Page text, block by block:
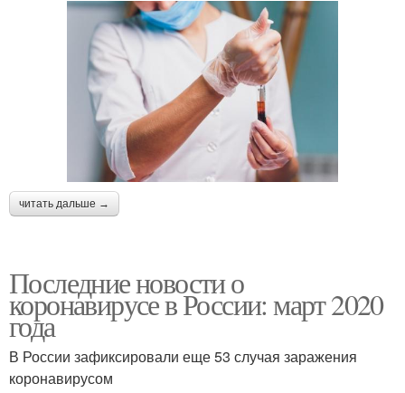
читать дальше →
Последние новости о
коронавирусе в России: март 2020
года
В России зафиксировали еще 53 случая заражения
коронавирусом